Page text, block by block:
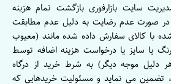
سایت بازارفوری بازگشت تمام هزینه
در صورت عدم رضایت به دلیل عدم مطابقت
با کالای سفارش داده شده مانند (معیوب
یا سایز یا درخواست هزینه اضافه توسط
دلیل موجه دیگر) به شرط خرید از درگاه
تضمین می نماید و مسئولیت خریدهایی که